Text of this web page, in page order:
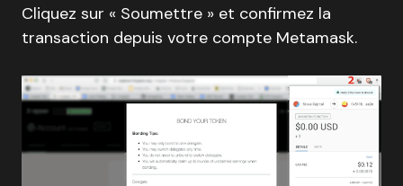
Cliquez sur « Soumettre » et confirmez la
transaction depuis votre compte Metamask.